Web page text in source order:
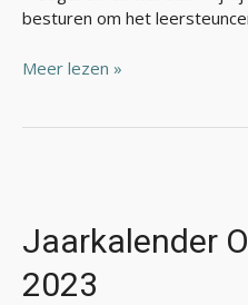
besturen om het
Meer lezen »
Jaarkalender
2023
WBB
2022-
2023